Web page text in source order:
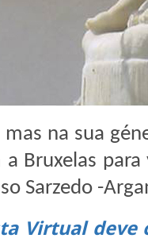
na sua
Bruxelas
Sarzedo -
Virtual deve